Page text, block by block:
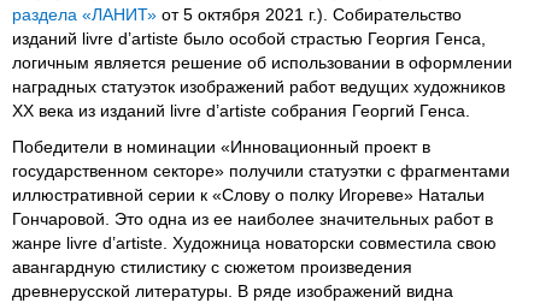
раздела «ЛАНИТ» от 5 октября 2021 г.). Собирательство
изданий livre d’artiste было особой страстью Георгия Генса,
логичным является решение об использовании в оформлении
наградных статуэток изображений работ ведущих художников
ХХ века из изданий livre d’artiste собрания Георгий Генса.
Победители в номинации «Инновационный проект в
государственном секторе» получили статуэтки с фрагментами
иллюстративной серии к «Слову о полку Игореве» Натальи
Гончаровой. Это одна из ее наиболее значительных работ в
жанре livre d’artiste. Художница новаторски совместила свою
авангардную стилистику с сюжетом произведения
древнерусской литературы. В ряде изображений видна